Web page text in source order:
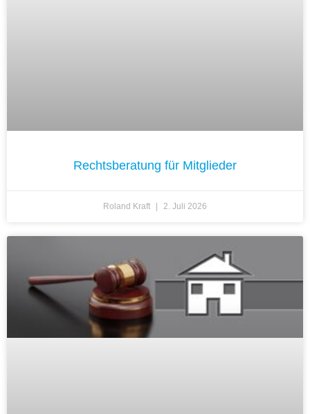
Rechtsberatung für Mitglieder
Roland Kraft 2. Juli 2026